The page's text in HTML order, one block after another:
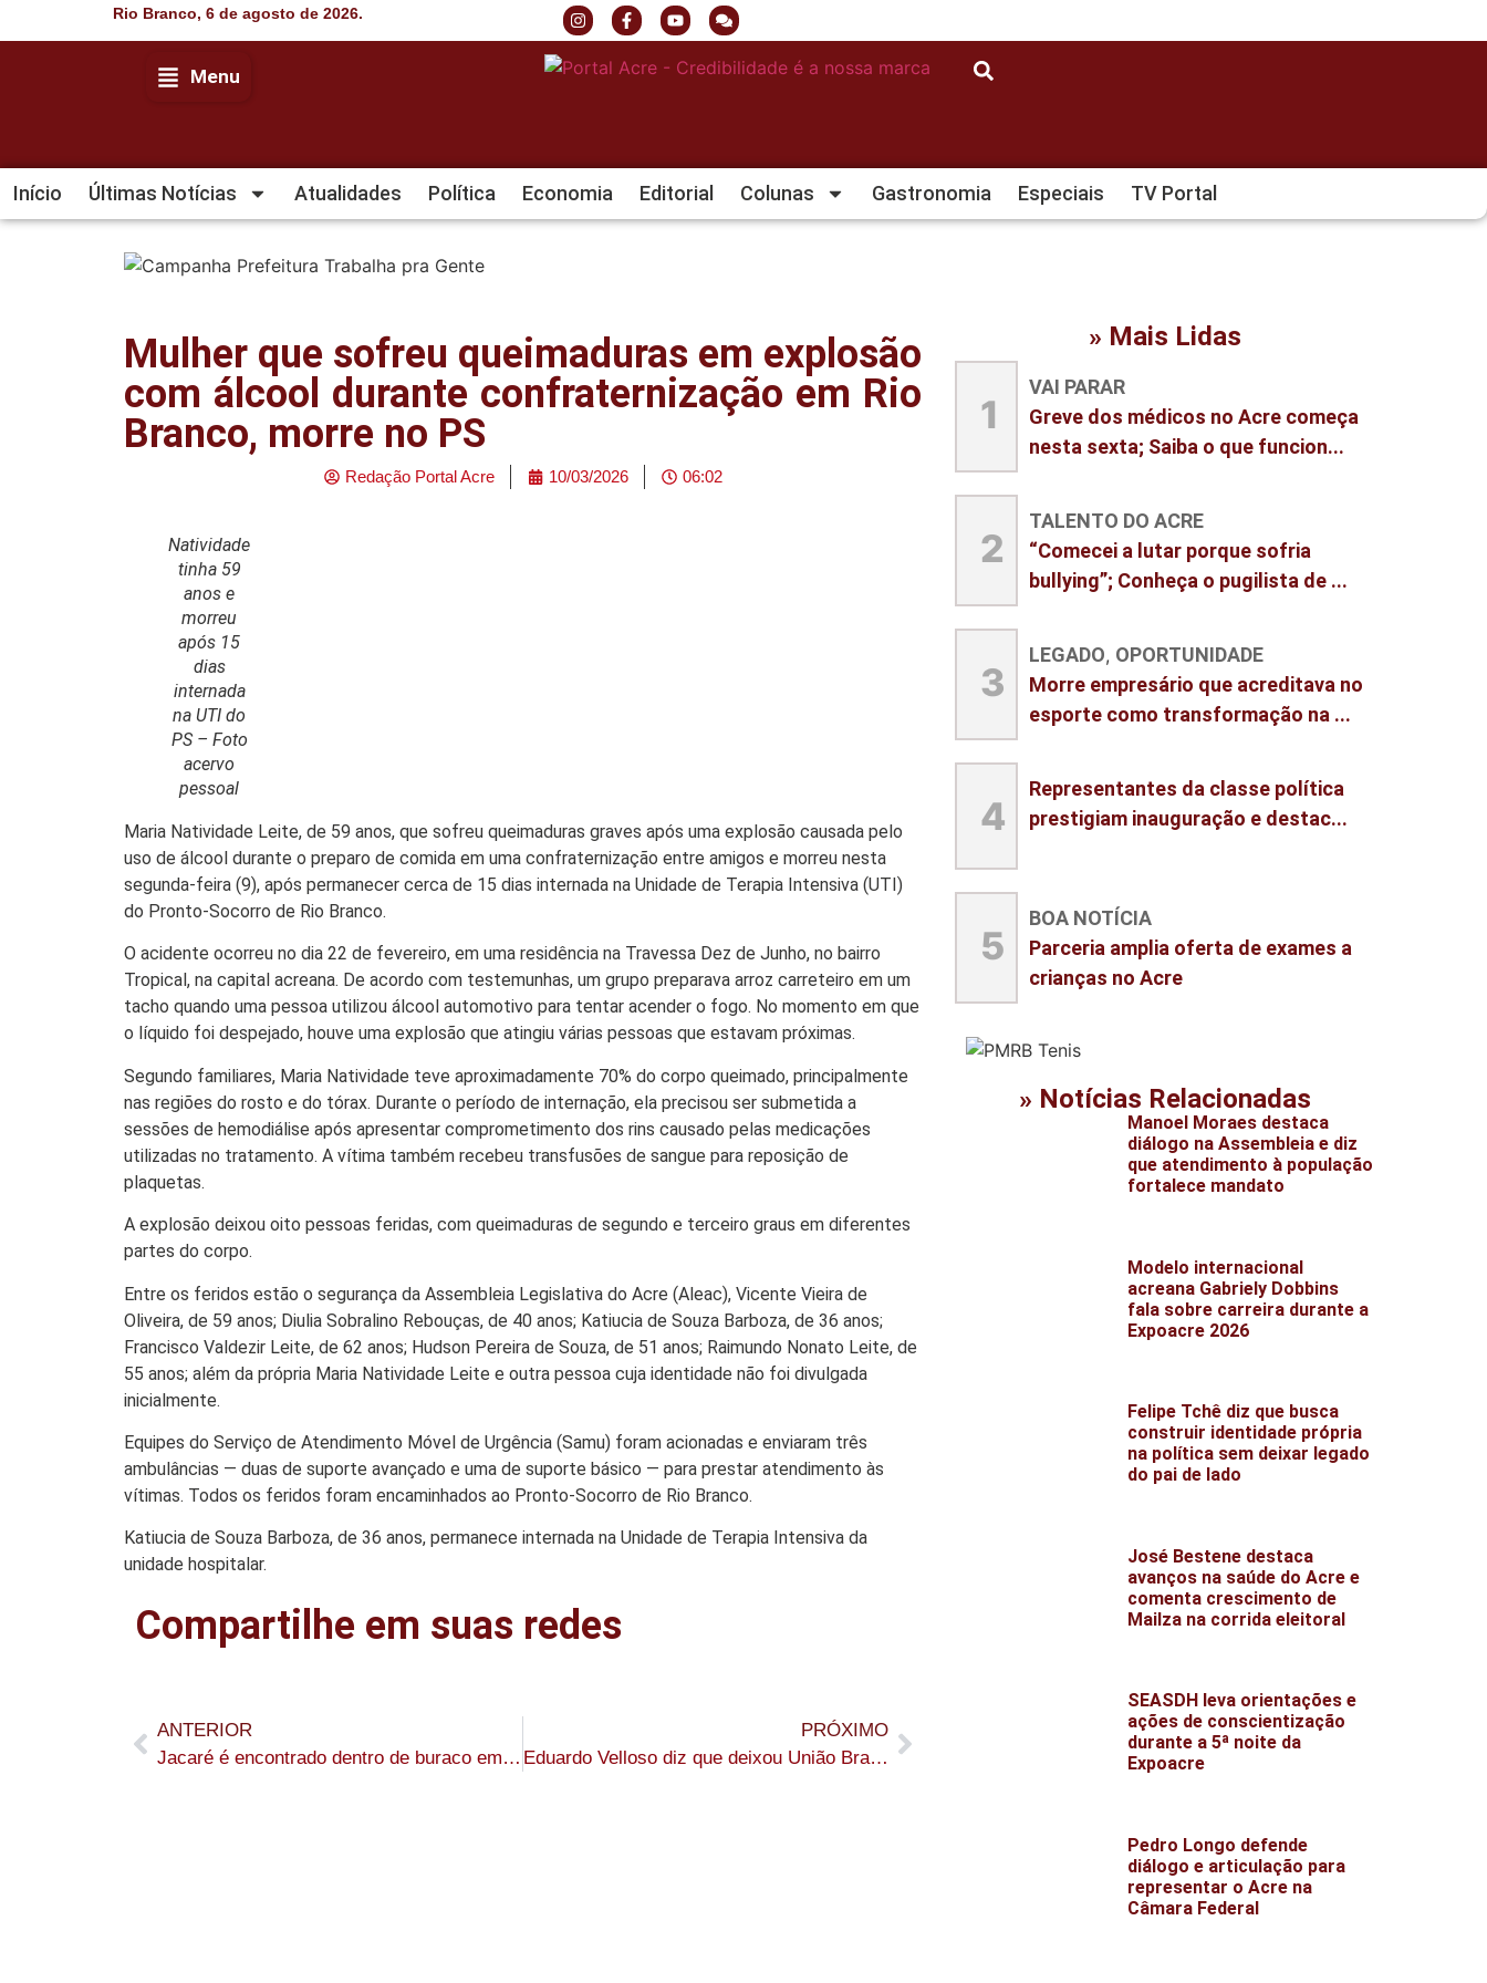
Rio Branco, 6 de agosto de 2026.
Menu
Notícias
Agenda
Cultural
Economia
Atos Oficiais
Atualidades
Blogs e
Colunas
Especiais
Gastronomia
TV Portal
Sobre o
Portal Acre
Expediente
Política de
privacidade
Fale com
Portal Acre
Início Últimas Notícias Atualidades Política Economia Editorial Colunas Gastronomia Especiais TV Portal
Mulher que sofreu queimaduras em explosão
com álcool durante confraternização em Rio
Branco, morre no PS
Redação Portal Acre 10/03/2026 06:02
Natividade
tinha 59
anos e
morreu
após 15
dias
internada
na UTI do
PS – Foto
acervo
pessoal
Maria Natividade Leite, de 59 anos, que sofreu queimaduras graves após uma explosão causada pelo
uso de álcool durante o preparo de comida em uma confraternização entre amigos e morreu nesta
segunda-feira (9), após permanecer cerca de 15 dias internada na Unidade de Terapia Intensiva (UTI)
do Pronto-Socorro de Rio Branco.
O acidente ocorreu no dia 22 de fevereiro, em uma residência na Travessa Dez de Junho, no bairro
Tropical, na capital acreana. De acordo com testemunhas, um grupo preparava arroz carreteiro em um
tacho quando uma pessoa utilizou álcool automotivo para tentar acender o fogo. No momento em que
o líquido foi despejado, houve uma explosão que atingiu várias pessoas que estavam próximas.
Segundo familiares, Maria Natividade teve aproximadamente 70% do corpo queimado, principalmente
nas regiões do rosto e do tórax. Durante o período de internação, ela precisou ser submetida a
sessões de hemodiálise após apresentar comprometimento dos rins causado pelas medicações
utilizadas no tratamento. A vítima também recebeu transfusões de sangue para reposição de
plaquetas.
A explosão deixou oito pessoas feridas, com queimaduras de segundo e terceiro graus em diferentes
partes do corpo.
Entre os feridos estão o segurança da Assembleia Legislativa do Acre (Aleac), Vicente Vieira de
Oliveira, de 59 anos; Diulia Sobralino Rebouças, de 40 anos; Katiucia de Souza Barboza, de 36 anos;
Francisco Valdezir Leite, de 62 anos; Hudson Pereira de Souza, de 51 anos; Raimundo Nonato Leite, de
55 anos; além da própria Maria Natividade Leite e outra pessoa cuja identidade não foi divulgada
inicialmente.
Equipes do Serviço de Atendimento Móvel de Urgência (Samu) foram acionadas e enviaram três
ambulâncias — duas de suporte avançado e uma de suporte básico — para prestar atendimento às
vítimas. Todos os feridos foram encaminhados ao Pronto-Socorro de Rio Branco.
Katiucia de Souza Barboza, de 36 anos, permanece internada na Unidade de Terapia Intensiva da
unidade hospitalar.
Compartilhe em suas redes
ANTERIOR
Jacaré é encontrado dentro de buraco em rua e chama atenção em Sena Madureira
PRÓXIMO
Eduardo Velloso diz que deixou União Brasil por falta de espaço no partido
» Mais Lidas
1
VAI PARAR
Greve dos médicos no Acre começa
nesta sexta; Saiba o que funcion...
2
TALENTO DO ACRE
“Comecei a lutar porque sofria
bullying”; Conheça o pugilista de ...
3
LEGADO, OPORTUNIDADE
Morre empresário que acreditava no
esporte como transformação na ...
4
Representantes da classe política
prestigiam inauguração e destac...
5
BOA NOTÍCIA
Parceria amplia oferta de exames a
crianças no Acre
» Notícias Relacionadas
Manoel Moraes destaca
diálogo na Assembleia e diz
que atendimento à população
fortalece mandato
Modelo internacional
acreana Gabriely Dobbins
fala sobre carreira durante a
Expoacre 2026
Felipe Tchê diz que busca
construir identidade própria
na política sem deixar legado
do pai de lado
José Bestene destaca
avanços na saúde do Acre e
comenta crescimento de
Mailza na corrida eleitoral
SEASDH leva orientações e
ações de conscientização
durante a 5ª noite da
Expoacre
Pedro Longo defende
diálogo e articulação para
representar o Acre na
Câmara Federal